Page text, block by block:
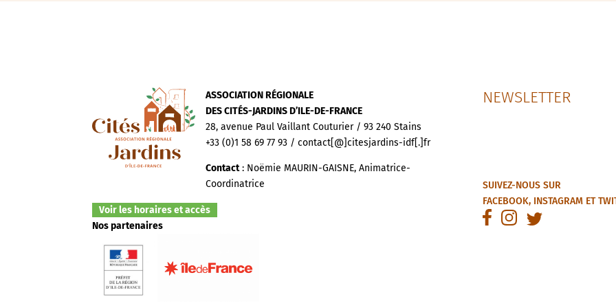
ASSOCIATION RÉGIONALE
DES CITÉS-JARDINS D’ILE-DE-FRANCE
28, avenue Paul Vaillant Couturier / 93 240 Stains
+33 (0)1 58 69 77 93 / contact[@]citesjardins-idf[.]fr
Contact: Noëmie MAURIN-GAISNE, Animatrice-
Coordinatrice
Voir les horaires et accès
Nos partenaires
NEWSLETTER
SUIVEZ-NOUS SUR
FACEBOOK, INSTAGRAMET